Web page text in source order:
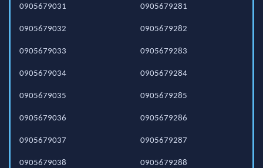
0905679031
0905679032
0905679033
0905679034
0905679035
0905679036
0905679037
0905679038
0905679281
0905679282
0905679283
0905679284
0905679285
0905679286
0905679287
0905679288